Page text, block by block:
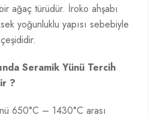
ağaç türüdür. İroko ahşabı
yoğunluklu yapısı sebebiyle
Seramik Yünü Tercih
?
650°C – 1430°C arası